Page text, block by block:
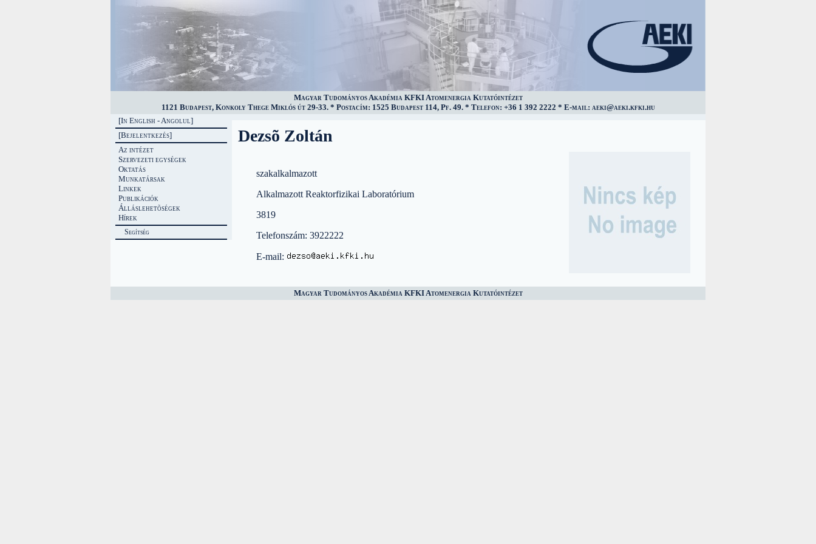
Magyar Tudományos Akadémia KFKI Atomenergia Kutatóintézet
1121 Budapest, Konkoly Thege Miklós út 29-33. * Postacím: 1525 Budapest 114, Pf. 49. * Telefon: +36 1 392 2222 * E-mail: aeki@aeki.kfki.hu
[In English - Angolul]
[Bejelentkezés]
Az intézet
Szervezeti egységek
Oktatás
Munkatársak
Linkek
Publikációk
Álláslehetõségek
Hírek
Segítség
Dezsõ Zoltán
szakalkalmazott
Alkalmazott Reaktorfizikai Laboratórium
3819
Telefonszám: 3922222
E-mail:
Magyar Tudományos Akadémia KFKI Atomenergia Kutatóintézet